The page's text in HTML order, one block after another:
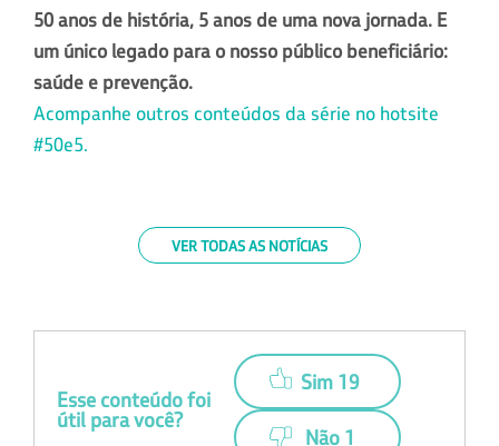
50 anos de história, 5 anos de uma nova jornada. E
um único legado para o nosso público beneficiário:
saúde e prevenção.
Acompanhe outros conteúdos da série no hotsite
#50e5.
VER TODAS AS NOTÍCIAS
Esse conteúdo foi
útil para você?
Sim 19
Não 1